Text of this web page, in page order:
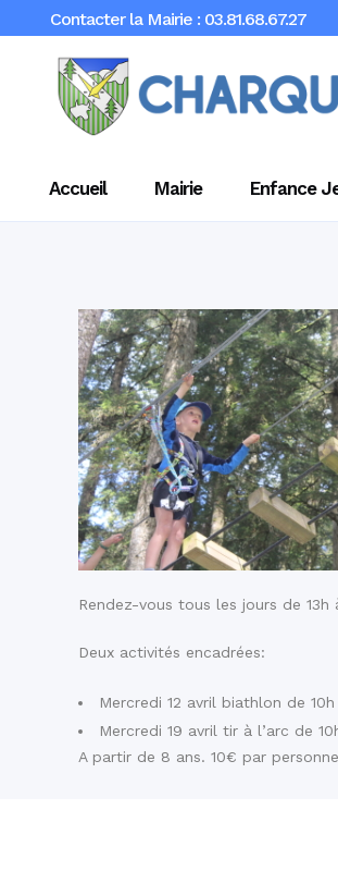
Contacter la Mairie : 03.81.68.67.27
Accueil Mairie Enfance
Rendez-vous tous les jours de
Deux activités encadrées:
Mercredi 12 avril biathlon de 10h
Mercredi 19 avril tir à l’arc de
A partir de 8 ans. 10€ par